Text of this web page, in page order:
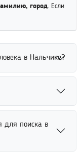
город. Если
в Нальчике?
результат
Для повышения
или работы.
по имени,
открытым
для поиска в